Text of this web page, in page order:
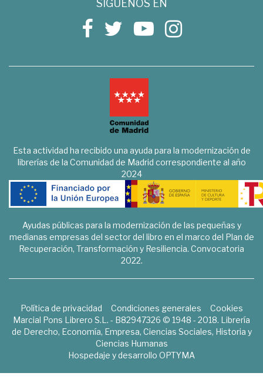
SÍGUENOS EN
Esta actividad ha recibido una ayuda para la modernización de
librerías de la Comunidad de Madrid correspondiente al año
2024
Ayudas públicas para la modernización de las pequeñas y
medianas empresas del sector del libro en el marco del Plan de
Recuperación, Transformación y Resiliencia. Convocatoria
2022.
Política de privacidad Condiciones generales
Cookies
Marcial Pons Librero S.L. - B82947326 © 1948 - 2018. Librería
de Derecho, Economía, Empresa, Ciencias Sociales, Historia y
Ciencias Humanas
Hospedaje y desarrollo OPTYMA